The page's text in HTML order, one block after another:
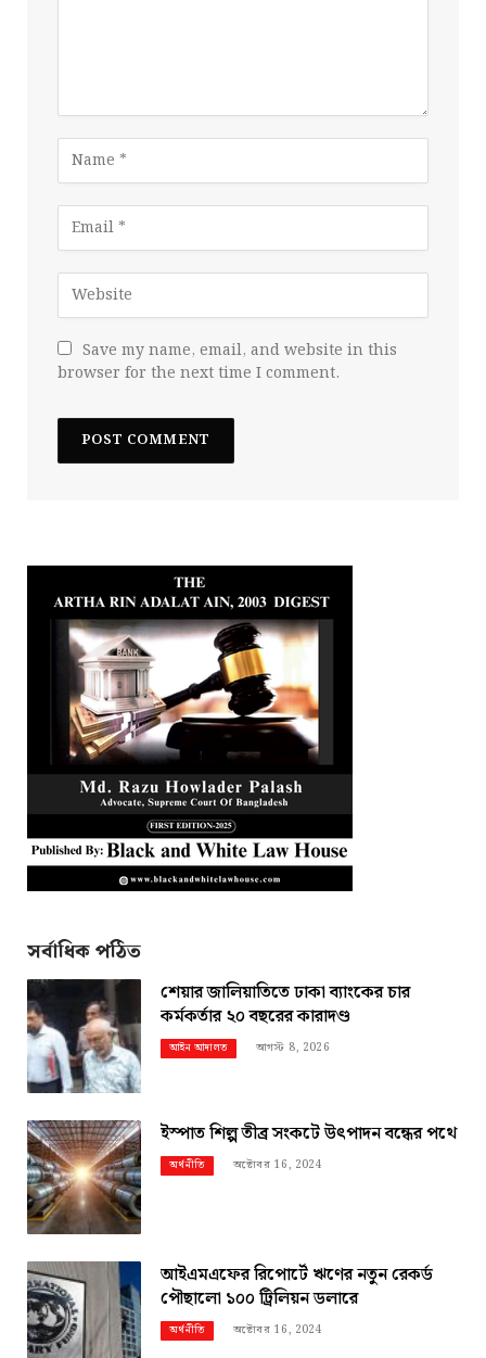
Save my name, email, and website in this
browser for the next time I comment.
সর্বাধিক পঠিত
শেয়ার জালিয়াতিতে ঢাকা ব্যাংকের চার
কর্মকর্তার ২০ বছরের কারাদণ্ড
আইন আদালত আগস্ট 8, 2026
ইস্পাত শিল্প তীব্র সংকটে উৎপাদন বন্ধের পথে
অর্থনীতি অক্টোবর 16, 2024
আইএমএফের রিপোর্টে ঋণের নতুন রেকর্ড
পৌছালো ১০০ ট্রিলিয়ন ডলারে
অর্থনীতি অক্টোবর 16, 2024